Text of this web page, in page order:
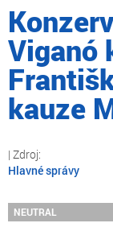
Viganó
kauze
Hlavné správy
NEUTRAL